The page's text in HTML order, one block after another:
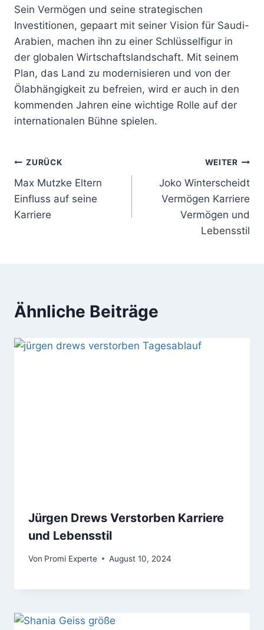
Sein Vermögen und seine strategischen
Investitionen, gepaart mit seiner Vision für Saudi-
Arabien, machen ihn zu einer Schlüsselfigur in
der globalen Wirtschaftslandschaft. Mit seinem
Plan, das Land zu modernisieren und von der
Ölabhängigkeit zu befreien, wird er auch in den
kommenden Jahren eine wichtige Rolle auf der
internationalen Bühne spielen.
Beitragsnavigation
ZURÜCK
Max Mutzke Eltern
Einfluss auf seine
Karriere
WEITER
Joko Winterscheidt
Vermögen Karriere
Vermögen und
Lebensstil
Ähnliche Beiträge
Jürgen Drews Verstorben Karriere
und Lebensstil
Von Promi Experte August 10, 2024